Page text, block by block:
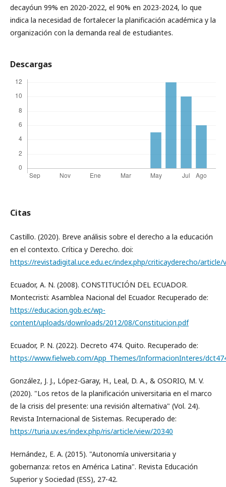
decayóun 99% en 2020-2022, el 90% en 2023-2024, lo que
indica la necesidad de fortalecer la planificación académica y la
organización con la demanda real de estudiantes.
Descargas
Citas
Castillo. (2020). Breve análisis sobre el derecho a la educación
en el contexto. Crítica y Derecho. doi:
https://revistadigital.uce.edu.ec/index.php/criticayderecho/article/
Ecuador, A. N. (2008). CONSTITUCIÓN DEL ECUADOR.
Montecristi: Asamblea Nacional del Ecuador. Recuperado de:
https://educacion.gob.ec/wp-
content/uploads/downloads/2012/08/Constitucion.pdf
Ecuador, P. N. (2022). Decreto 474. Quito. Recuperado de:
https://www.fielweb.com/App_Themes/InformacionInteres/
González, J. J., López-Garay, H., Leal, D. A., & OSORIO, M. V.
(2020). "Los retos de la planificación universitaria en el marco
de la crisis del presente: una revisión alternativa" (Vol. 24).
Revista Internacional de Sistemas. Recuperado de:
https://turia.uv.es/index.php/ris/article/view/20340
Hernández, E. A. (2015). "Autonomía universitaria y
gobernanza: retos en América Latina". Revista Educación
Superior y Sociedad (ESS), 27-42.